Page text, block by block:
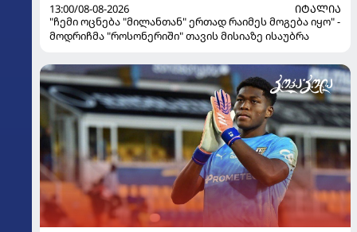
13:00/08-08-2026
ᲘᲢᲐᲚᲘᲐ
"ჩემი ოცნება "მილანთან" ერთად რაიმეს მოგება იყო" -
მოდრიჩმა "როსონერიში" თავის მისიაზე ისაუბრა